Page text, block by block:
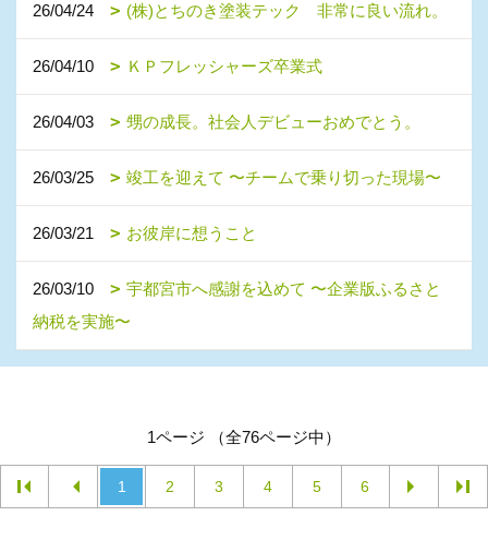
26/04/24 (株)とちのき塗装テック 非常に良い流れ。
26/04/10 ＫＰフレッシャーズ卒業式
26/04/03 甥の成長。社会人デビューおめでとう。
26/03/25 竣工を迎えて 〜チームで乗り切った現場〜
26/03/21 お彼岸に想うこと
26/03/10
宇都宮市へ感謝を込めて 〜企業版ふるさと
納税を実施〜
1ページ （全76ページ中）
1 2 3 4 5 6